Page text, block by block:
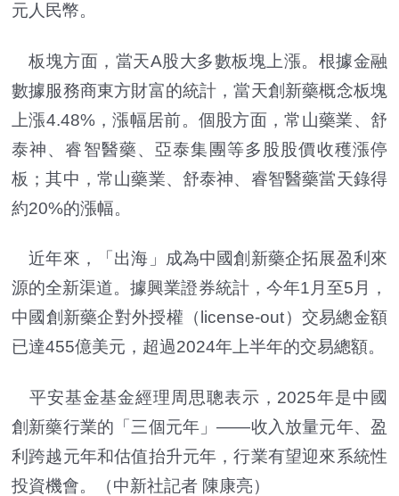
元人民幣。
板塊方面，當天A股大多數板塊上漲。根據金融
數據服務商東方財富的統計，當天創新藥概念板塊
上漲4.48%，漲幅居前。個股方面，常山藥業、舒
泰神、睿智醫藥、亞泰集團等多股股價收穫漲停
板；其中，常山藥業、舒泰神、睿智醫藥當天錄得
約20%的漲幅。
近年來，「出海」成為中國創新藥企拓展盈利來
源的全新渠道。據興業證券統計，今年1月至5月，
中國創新藥企對外授權（license-out）交易總金額
已達455億美元，超過2024年上半年的交易總額。
平安基金基金經理周思聰表示，2025年是中國
創新藥行業的「三個元年」——收入放量元年、盈
利跨越元年和估值抬升元年，行業有望迎來系統性
投資機會。（中新社記者 陳康亮）